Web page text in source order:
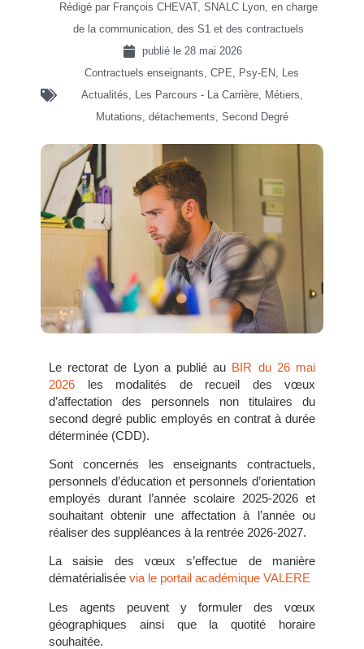
Rédigé par François CHEVAT, SNALC Lyon, en charge
de la communication, des S1 et des contractuels
publié le 28 mai 2026
Contractuels enseignants, CPE, Psy-EN, Les
Actualités, Les Parcours - La Carrière, Métiers,
Mutations, détachements, Second Degré
Le rectorat de Lyon a publié au BIR du 26 mai
2026 les modalités de recueil des vœux
d’affectation des personnels non titulaires du
second degré public employés en contrat à durée
déterminée (CDD).
Sont concernés les enseignants contractuels,
personnels d’éducation et personnels d’orientation
employés durant l’année scolaire 2025-2026 et
souhaitant obtenir une affectation à l’année ou
réaliser des suppléances à la rentrée 2026-2027.
La saisie des vœux s’effectue de manière
dématérialisée via le portail académique VALERE
Les agents peuvent y formuler des vœux
géographiques ainsi que la quotité horaire
souhaitée.